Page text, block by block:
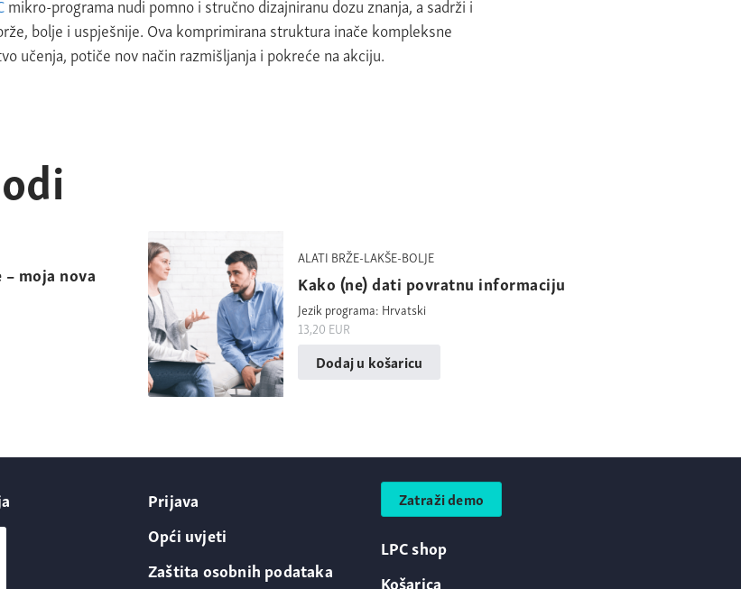
bolje i uspješnije. Ova komprimirana struktura inače kompleksne
učenja, potiče nov način razmišljanja i pokreće na akciju.
moja nova
ALATI BRŽE-LAKŠE-BOLJE
Kako (ne) dati povratnu informaciju
Jezik programa: Hrvatski
13,20 EUR
Dodaj u košaricu
Prijava
Opći uvjeti
Zaštita osobnih podataka
Zatraži demo
LPC shop
Košarica